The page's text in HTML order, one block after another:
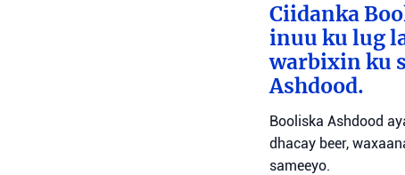
Ciidanka
inuu ku lug
warbixin ku
Ashdood.
Booliska Ashdood
dhacay beer,
sameeyo.